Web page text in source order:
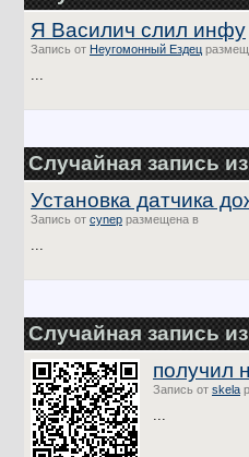
Я Василич слил инфу
Запись от Неугомонный Ездец
...
Случайная запись
Установка датчика
Запись от cynep размещена в
...
Случайная запись
получил
Запись от skela
...